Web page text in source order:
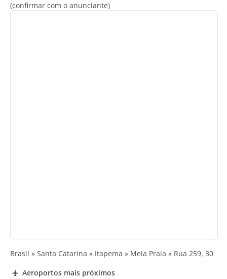
(confirmar com o anunciante)
Brasil » Santa Catarina » Itapema » Meia Praia » Rua 259, 30
Aeroportos mais próximos